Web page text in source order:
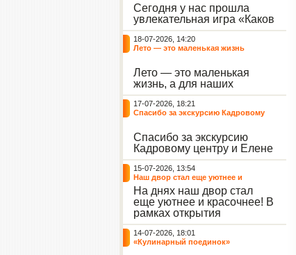
этой неделе ребята взяли
инициативу в свои руки и
устроили масштабную
генеральную уборку
жилого корпуса.
Сегодня у нас прошла
увлекательная игра «Каков
вопрос – таков ответ»,
которая собрала самых
любознательных
игры выступил наш
воспитанник - Константин
Н., который по праву носит
звание самого читающего
и эрудированного
участника наших
мероприятий.
18-07-2026, 14:20
Лето — это маленькая жизнь
Лето — это маленькая
жизнь, а для наших
воспитанниц оно
наполнено открытиями. В
один из теплых дней мы
пластилин, книги и конечно
же телефоны, чтобы
отправиться на небольшую
цветочную охоту в
ближайший луг.
17-07-2026, 18:21
Спасибо за экскурсию Кадровому
Спасибо за экскурсию
Кадровому центру и Елене
Романовне за тёплую
встречу.
15-07-2026, 13:54
Наш двор стал еще уютнее и
красочнее!
На днях наш двор стал
еще уютнее и красочнее! В
рамках открытия
Социальной гостиной
нашего Центра, перед
воспитанниками была
14-07-2026, 18:01
«Кулинарный поединок»